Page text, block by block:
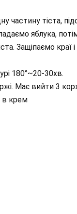
частину тіста,
яблука,
Защіпаємо
180°~20-30хв.
Має вийти 3
в крем